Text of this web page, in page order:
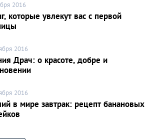
2016
которые увлекут вас с первой
2016
Драч: о красоте, добре и
2016
в мире завтрак: рецепт банановых